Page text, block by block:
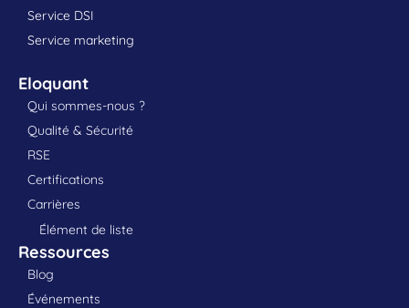
Service DSI
Service marketing
Eloquant
Qui sommes-nous ?
Qualité & Sécurité
RSE
Certifications
Carrières
Élément de liste
Ressources
Blog
Événements